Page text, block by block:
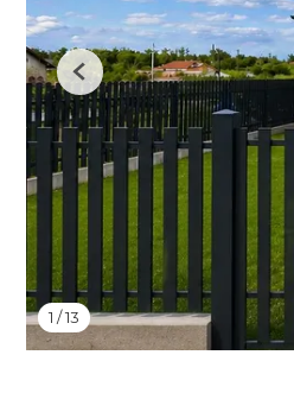
1 /13
Previous